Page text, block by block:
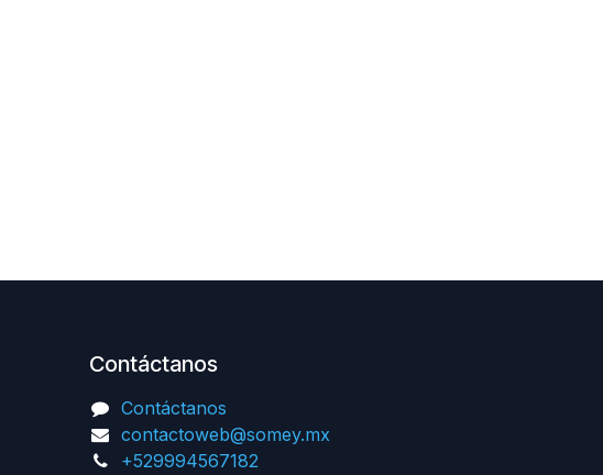
Contáctanos
Contáctanos
contactoweb@somey.mx
+529994567182